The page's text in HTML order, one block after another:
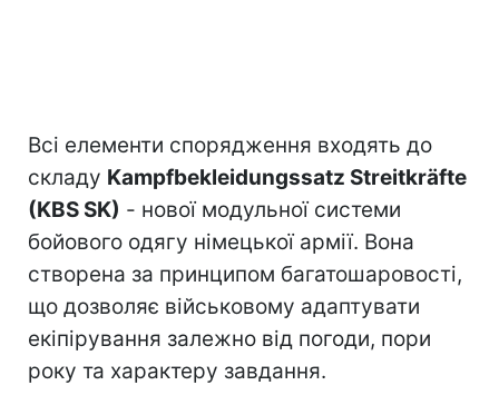
Всі елементи спорядження входять до
складу Kampfbekleidungssatz Streitkräfte
(KBS SK) - нової модульної системи
бойового одягу німецької армії. Вона
створена за принципом багатошаровості,
що дозволяє військовому адаптувати
екіпірування залежно від погоди, пори
року та характеру завдання.